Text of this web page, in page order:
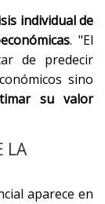
individual de
. "El
de predecir
sino
su valor
LA
aparece en